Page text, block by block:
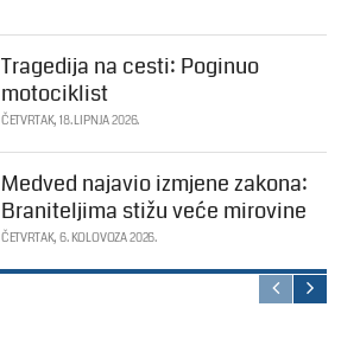
Tragedija na cesti: Poginuo
motociklist
ČETVRTAK, 18. LIPNJA 2026.
Medved najavio izmjene zakona:
Braniteljima stižu veće mirovine
ČETVRTAK, 6. KOLOVOZA 2026.